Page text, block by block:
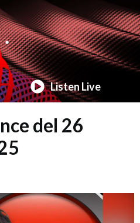
Listen Live
del 26